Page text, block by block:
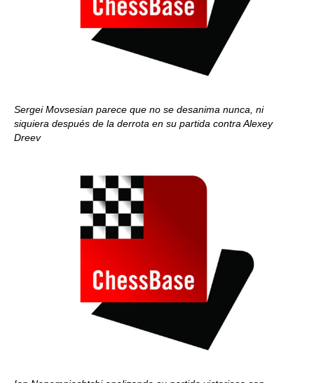
Sergei Movsesian parece que no se desanima nunca, ni
siquiera después de la derrota en su partida contra Alexey
Dreev